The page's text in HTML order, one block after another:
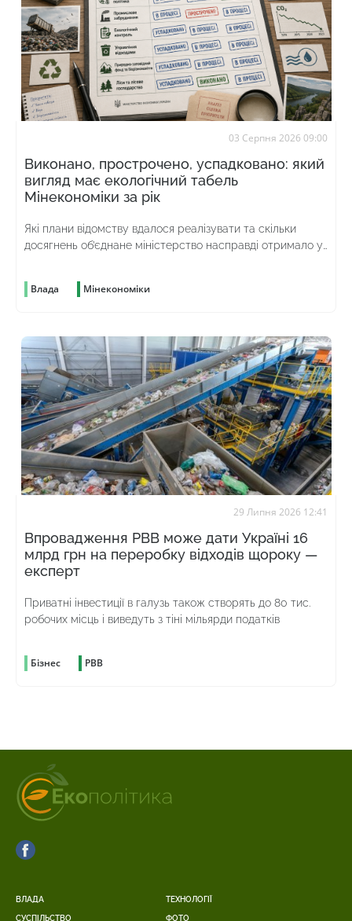
03 Серпня 2026 09:00
Виконано, прострочено, успадковано: який
вигляд має екологічний табель
Мінекономіки за рік
Які плани відомству вдалося реалізувати та скільки
досягнень об’єднане міністерство насправді отримало у
Влада Мінекономіки
29 Липня 2026 12:41
Впровадження РВВ може дати Україні 16
млрд грн на переробку відходів щороку —
експерт
Приватні інвестиції в галузь також створять до 80 тис.
робочих місць і виведуть з тіні мільярди податків
Бізнес РВВ
ВЛАДА
СУСПІЛЬСТВО
ТЕХНОЛОГІЇ
ФОТО